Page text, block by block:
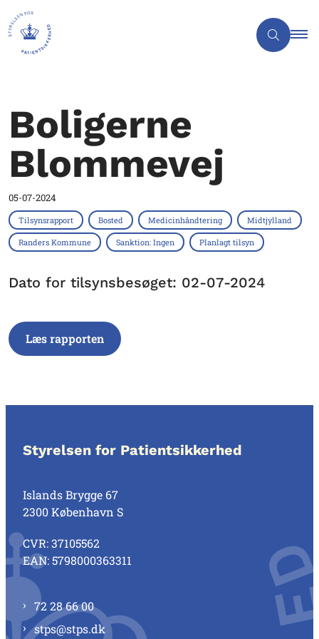
Boligerne
Blommevej
05-07-2024
Tilsynsrapport Bosted Medicinhåndtering Midtjylland
Randers Kommune Sanktion: Ingen Planlagt tilsyn
Dato for tilsynsbesøget: 02-07-2024
Læs rapporten
Styrelsen for Patientsikkerhed
Islands Brygge 67
2300 København S
CVR: 37105562
EAN: 5798000363311
72 28 66 00
stps@stps.dk